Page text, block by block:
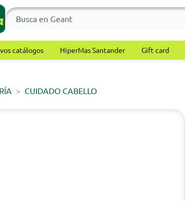
catálogos HiperMas Santander Gift card
CUIDADO CABELLO